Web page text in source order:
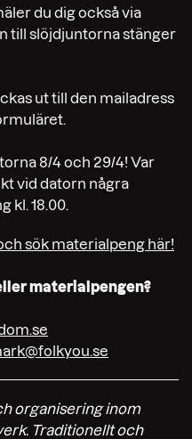
du dig också via
till slöjdjuntorna stänger
ut till den mailadress
8/4 och 29/4! Var
vid datorn några
kl. 18.00.
sök materialpeng här!
materialpengen?
organisering inom
Traditionellt och